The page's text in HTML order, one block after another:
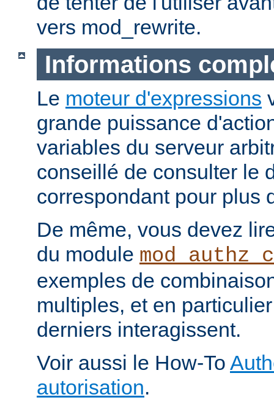
vers mod_rewrite.
Informations
Le moteur d'expressions
grande puissance
variables du serveur
conseillé de consulter le
correspondant pour plus
De même, vous devez
du module
exemples de
multiples, et en
derniers interagissent.
Voir aussi le How-To
autorisation.